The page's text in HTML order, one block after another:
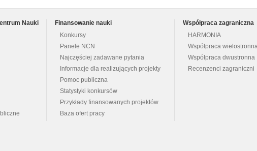
Nauki
Finansowanie nauki
Konkursy
Panele NCN
Najczęściej zadawane pytania
Informacje dla realizujących projekty
Pomoc publiczna
Statystyki konkursów
Przykłady finansowanych projektów
Baza ofert pracy
Współpraca zagraniczna
HARMONIA
Współpraca wielostronna
Współpraca dwustronna
Recenzenci zagraniczni